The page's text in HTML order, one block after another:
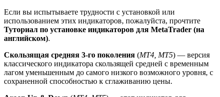
Если вы испытываете трудности с установкой или
использованием этих индикаторов, пожалуйста, прочтите
Туториал по установке индикаторов для MetaTrader (на
английском).
Скользящая средняя 3-го поколения (MT4, MT5) — версия
классического индикатора скользящей средней с временным
лагом уменьшенным до самого низкого возможного уровня, с
сохраненной способностью к сглаживанию цены.